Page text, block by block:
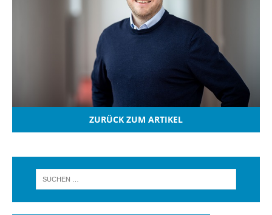
ZURÜCK ZUM ARTIKEL